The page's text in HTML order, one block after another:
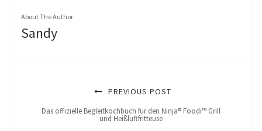
About The Author
Sandy
PREVIOUS POST
Das offizielle Begleitkochbuch für den Ninja® Foodi™ Grill
und Heißluftfritteuse